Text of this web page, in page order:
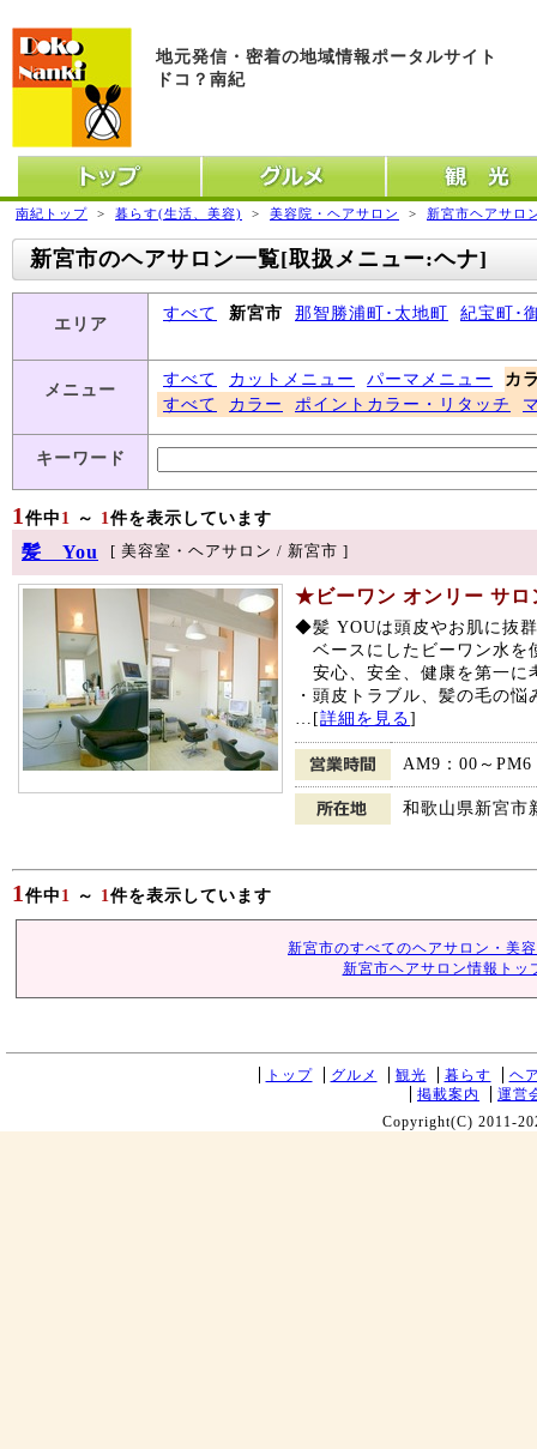
地元発信・密着の地域情報ポータルサイト
ドコ？南紀
トップ グルメ 観光
南紀トップ > 暮らす(生活、美容) > 美容院・ヘアサロン > 新宮市ヘアサロ
新宮市のヘアサロン一覧[取扱メニュー:ヘナ]
エリア
すべて 新宮市 那智勝浦町･太地町 紀宝町･
メニュー
すべて カットメニュー パーマメニュー
カ
すべて
カラー ポイントカラー・リタッチ
キーワード
1 件中 1 ～ 1 件を表示しています
髪 You [ 美容室・ヘアサロン / 新宮市 ]
★ビーワン オンリー サロ
◆髪 YOUは頭皮やお肌に抜
ベースにしたビーワン水を
安心、安全、健康を第一に
・頭皮トラブル、髪の毛の
…[詳細を見る]
AM9：00～PM6
和歌山県新宮市
1 件中 1 ～ 1 件を表示しています
新宮市のすべてのヘアサロン・美
新宮市ヘアサロン情報トッ
トップ グルメ 観光 暮らす
ヘ
掲載案内
運営
Copyright(C) 2011-